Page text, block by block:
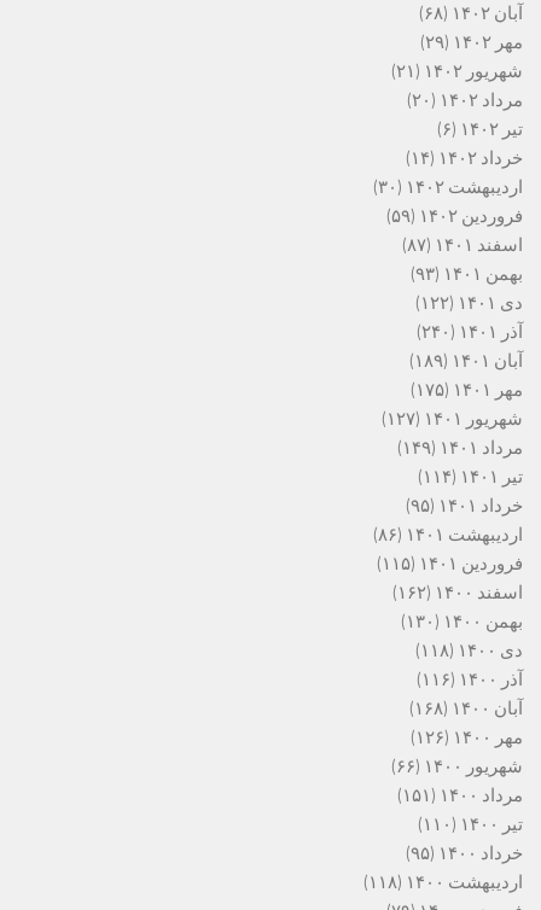
آبان ۱۴۰۲
(۶۸)
مهر ۱۴۰۲
(۲۹)
شهریور ۱۴۰۲
(۲۱)
مرداد ۱۴۰۲
(۲۰)
تیر ۱۴۰۲
(۶)
خرداد ۱۴۰۲
(۱۴)
اردیبهشت ۱۴۰۲
(۳۰)
فروردین ۱۴۰۲
(۵۹)
اسفند ۱۴۰۱
(۸۷)
بهمن ۱۴۰۱
(۹۳)
دی ۱۴۰۱
(۱۲۲)
آذر ۱۴۰۱
(۲۴۰)
آبان ۱۴۰۱
(۱۸۹)
مهر ۱۴۰۱
(۱۷۵)
شهریور ۱۴۰۱
(۱۲۷)
مرداد ۱۴۰۱
(۱۴۹)
تیر ۱۴۰۱
(۱۱۴)
خرداد ۱۴۰۱
(۹۵)
اردیبهشت ۱۴۰۱
(۸۶)
فروردین ۱۴۰۱
(۱۱۵)
اسفند ۱۴۰۰
(۱۶۲)
بهمن ۱۴۰۰
(۱۳۰)
دی ۱۴۰۰
(۱۱۸)
آذر ۱۴۰۰
(۱۱۶)
آبان ۱۴۰۰
(۱۶۸)
مهر ۱۴۰۰
(۱۲۶)
شهریور ۱۴۰۰
(۶۶)
مرداد ۱۴۰۰
(۱۵۱)
تیر ۱۴۰۰
(۱۱۰)
خرداد ۱۴۰۰
(۹۵)
اردیبهشت ۱۴۰۰
(۱۱۸)